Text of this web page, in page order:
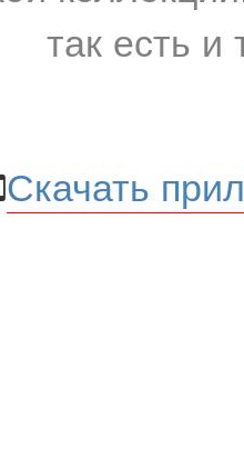
так есть и
Скачать